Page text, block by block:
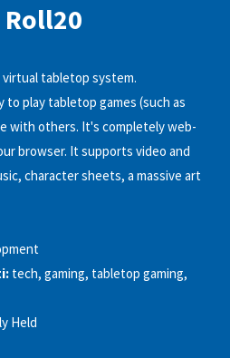
virtual tabletop system.
to play tabletop games (such as
with others. It's completely web-
browser. It supports video and
character sheets, a massive art
tech, gaming, tabletop gaming,
Held